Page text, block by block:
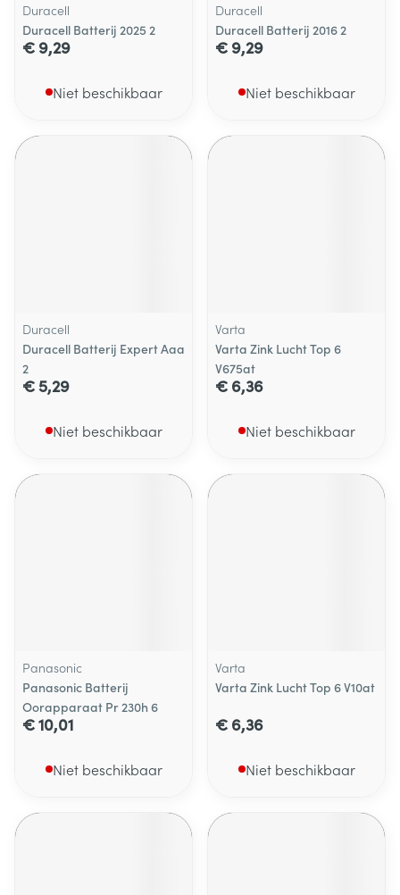
Duracell
Duracell Batterij 2025 2
€ 9,29
Niet beschikbaar
Duracell
Duracell Batterij 2016 2
€ 9,29
Niet beschikbaar
Duracell
Duracell Batterij Expert Aaa
2
€ 5,29
Niet beschikbaar
Varta
Varta Zink Lucht Top 6
V675at
€ 6,36
Niet beschikbaar
Panasonic
Panasonic Batterij
Oorapparaat Pr 230h 6
€ 10,01
Niet beschikbaar
Varta
Varta Zink Lucht Top 6 V10at
€ 6,36
Niet beschikbaar